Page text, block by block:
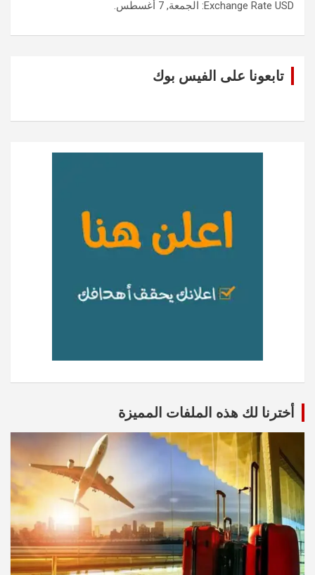
Exchange Rate USD : الجمعة, 7 أغسطس.
تابعونا على الفيس بوك
أخترنا لك هذه الملفات المميزة